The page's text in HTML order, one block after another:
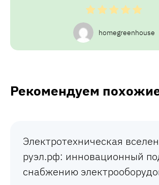
homegreenhouse
Рекомендуем
Электротехническая
руэл.рф: инновационный
снабжению